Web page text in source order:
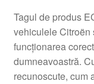
Despre noi
Finalizare
Tagul de produs
vehiculele Citroën
funcționarea
dumneavoastră.
recunoscute, cum